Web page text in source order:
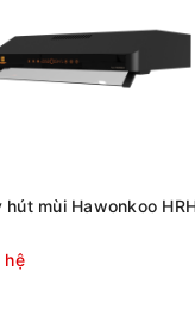
sáng
chất lượng sử dụng
tạp chất có thể gây
vệ sinh lưới lọc
hút mùi Hawonkoo
hệ